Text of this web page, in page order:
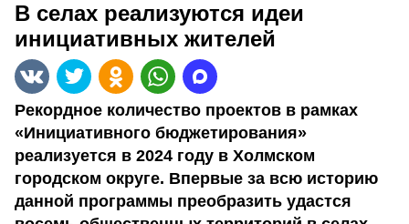
В селах реализуются идеи
инициативных жителей
Рекордное количество проектов в рамках
«Инициативного бюджетирования»
реализуется в 2024 году в Холмском
городском округе. Впервые за всю историю
данной программы преобразить удастся